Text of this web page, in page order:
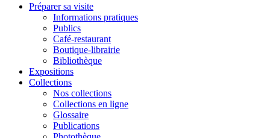
Préparer sa visite
Informations pratiques
Publics
Café-restaurant
Boutique-librairie
Bibliothèque
Expositions
Collections
Nos collections
Collections en ligne
Glossaire
Publications